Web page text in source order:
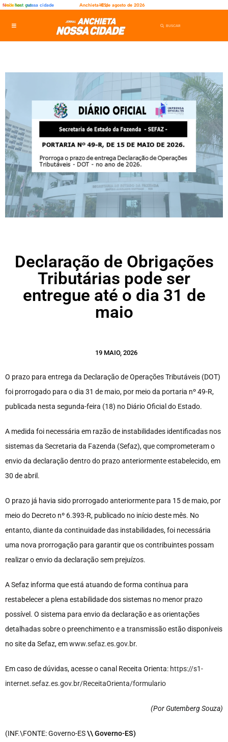
fênix
rede lerhost gutnossa cidade Anchieta-ES,10 de agosto de 2026
Declaração de Obrigações
Tributárias pode ser
entregue até o dia 31 de
maio
19 MAIO, 2026
O prazo para entrega da Declaração de Operações Tributáveis (DOT)
foi prorrogado para o dia 31 de maio, por meio da portaria nº 49-R,
publicada nesta segunda-feira (18) no Diário Oficial do Estado.
A medida foi necessária em razão de instabilidades identificadas nos
sistemas da Secretaria da Fazenda (Sefaz), que comprometeram o
envio da declaração dentro do prazo anteriormente estabelecido, em
30 de abril.
O prazo já havia sido prorrogado anteriormente para 15 de maio, por
meio do Decreto nº 6.393-R, publicado no início deste mês. No
entanto, diante da continuidade das instabilidades, foi necessária
uma nova prorrogação para garantir que os contribuintes possam
realizar o envio da declaração sem prejuízos.
A Sefaz informa que está atuando de forma contínua para
restabelecer a plena estabilidade dos sistemas no menor prazo
possível. O sistema para envio da declaração e as orientações
detalhadas sobre o preenchimento e a transmissão estão disponíveis
no site da Sefaz, emwww.sefaz.es.gov.br.
Em caso de dúvidas, acesse o canal Receita Orienta: https://s1-
internet.sefaz.es.gov.br/ReceitaOrienta/formulario
(Por Gutemberg Souza)
(INF.\FONTE: Governo-ES\\ Governo-ES)